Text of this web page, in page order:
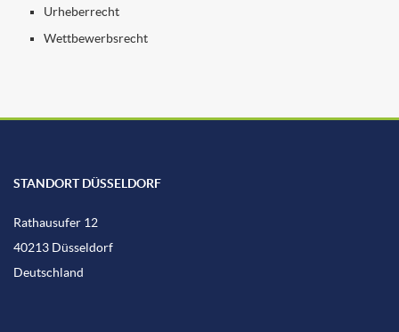
Urheberrecht
Wettbewerbsrecht
STANDORT DÜSSELDORF
Rathausufer 12
40213 Düsseldorf
Deutschland